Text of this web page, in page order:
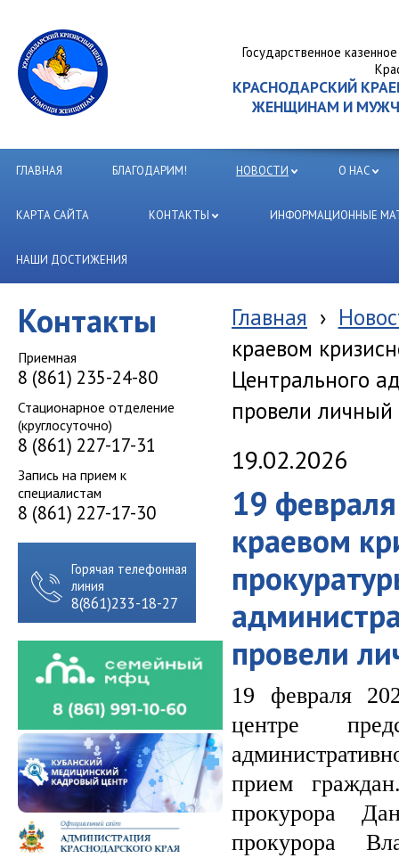
Государственное
КРАСНОДАРСКИЙ
ЖЕНЩИНАМ И
ГЛАВНАЯ БЛАГОДАРИМ! НОВОСТИ О НАС
КАРТА САЙТА КОНТАКТЫ ИНФОРМАЦИОННЫЕ
НАШИ ДОСТИЖЕНИЯ
Контакты
Приемная
8 (861) 235-24-80
Стационарное отделение
(круглосуточно)
8 (861) 227-17-31
Запись на прием к
специалистам
8 (861) 227-17-30
Горячая телефонная
линия
8(861)233-18-27
Главная ›
краевом
Центрального
провели
19.02.2026
19
краевом
провели
19 февраля
центре
прием
прокурора
прокурора